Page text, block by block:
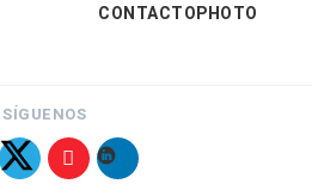
CONTACTOPHOTO
SÍGUENOS